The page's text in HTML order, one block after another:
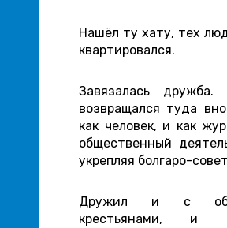
Нашёл ту хату, тех
квартировался.
Завязалась
возвращался туда
как человек, и как
общественный
укрепляя болгаро-
Дружил и с
крестьянами, и